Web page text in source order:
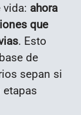
vida: ahora
que
. Esto
de
sepan si
etapas